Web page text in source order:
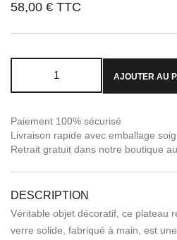
58,00 € TTC
AJOUTER AU
Paiement 100% sécurisé
Livraison rapide avec emballage
Retrait gratuit dans notre boutique
DESCRIPTION
Véritable objet décoratif, ce plateau
verre solide, fabriqué à main, est